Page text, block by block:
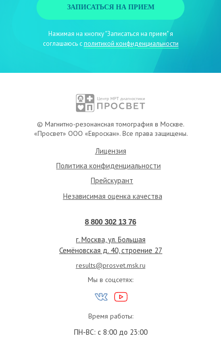
ЗАПИСАТЬСЯ НА ПРИЕМ
Нажимая на кнопку "Записаться на прием" я
соглашаюсь сполитикой конфиденциальности
© Магнитно-резонансная томография в Москве.
«Просвет» ООО «Евроскан». Все права защищены.
MRT
Специалисты
Вопрос-ответ
О центре
Новости
Лицензия
Политика конфиденциальности
г. Москва, ул. Большая
Семёновская д. 40, строение 27
Мы в соцсетях:
ПН-ВС: с 8:00 до 23:00
Время работы:
8 800 302 13 76
Акции
results@prosvet.msk.ru
Прейскурант
Независимая оценка качества